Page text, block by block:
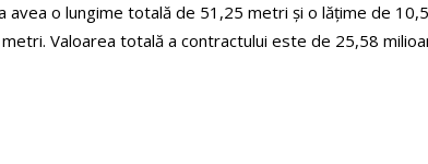
avea o lungime totală de 51,25 metri și o lățime de
Valoarea totală a contractului este de 25,58